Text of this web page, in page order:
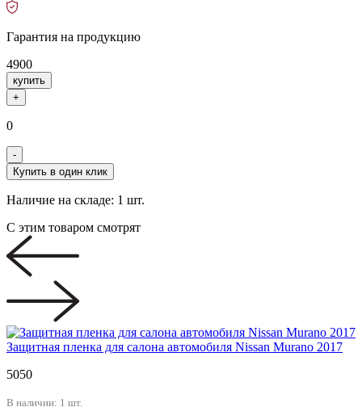
Гарантия на продукцию
4900
купить
+
0
-
Купить в один клик
Наличие на складе: 1 шт.
С этим товаром смотрят
Защитная пленка для салона автомобиля Nissan Murano 2017
5050
В наличии: 1 шт.